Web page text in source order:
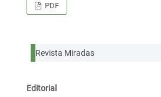
PDF
Revista Miradas
Editorial